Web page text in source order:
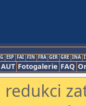
ESP FAI FIN FRA GER GRE INA
Fotogalerie FAQ
redukci